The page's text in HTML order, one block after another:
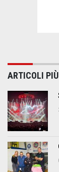
ARTICOLI